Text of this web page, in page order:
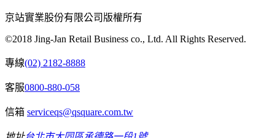
京站實業股份有限公司版權所有
©2018 Jing-Jan Retail Business co., Ltd. All Rights Reserved.
專線(02) 2182-8888
客服0800-880-058
信箱 serviceqs@qsquare.com.tw